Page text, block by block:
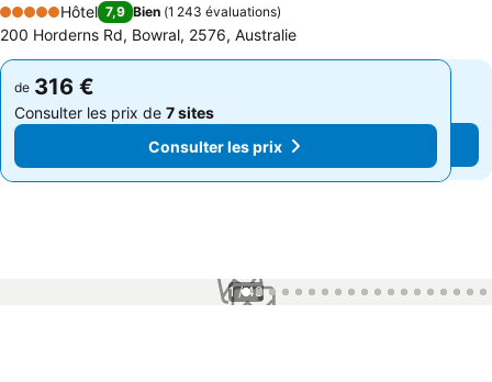
5 Étoiles
Hôtel 7,9 Bien (1 243 évaluations)
200 Horderns Rd, Bowral, 2576, Australie
de 316 €
Consulter les prix de 7 sites
Consulter les prix
de 316 €
Consulter les prix de 7 sites
Consulter les prix
1 / 43